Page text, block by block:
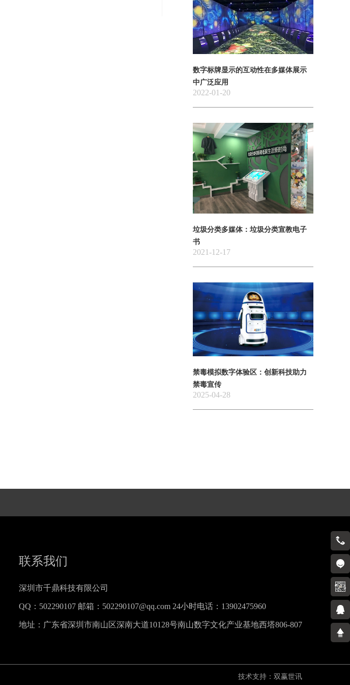
数字标牌显示的互动性在多媒体展示
中广泛应用
2022-01-20
垃圾分类多媒体：垃圾分类宣教电子
书
2021-12-17
禁毒模拟数字体验区：创新科技助力
禁毒宣传
2025-04-28
联系我们
深圳市千鼎科技有限公司
QQ： 502290107 邮箱： 502290107@qq.com24小时电话： 13902475960
地址： 广东省深圳市南山区深南大道10128号南山数字文化产业基地西塔806-807
技术支持： 双赢世讯
0755-88600130